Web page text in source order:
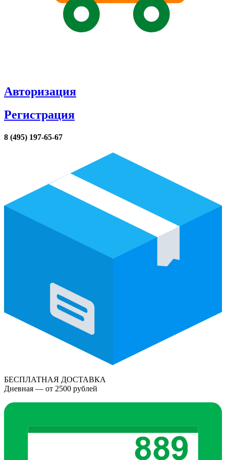
Авторизация
Регистрация
8 (495) 197-65-67
БЕСПЛАТНАЯ ДОСТАВКА
Дневная — от 2500 рублей